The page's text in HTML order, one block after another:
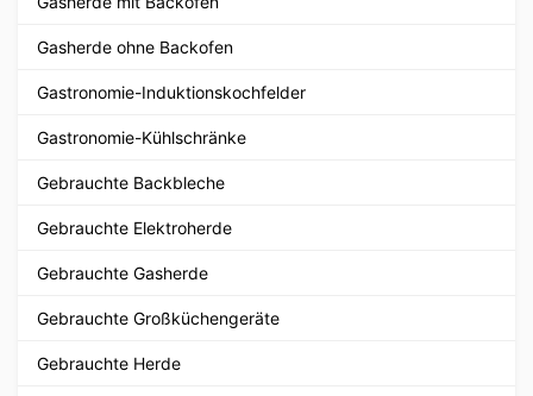
Gasherde ohne Backofen
Gastronomie-Induktionskochfelder
Gastronomie-Kühlschränke
Gebrauchte Backbleche
Gebrauchte Elektroherde
Gebrauchte Gasherde
Gebrauchte Großküchengeräte
Gebrauchte Herde